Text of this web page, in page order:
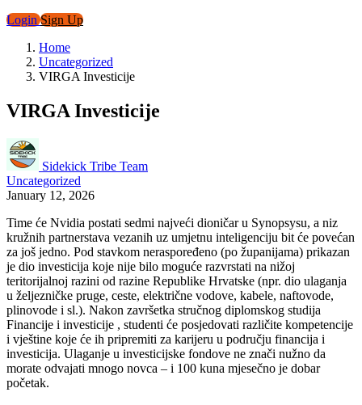
LoginSign Up
Home
Uncategorized
VIRGA Investicije
VIRGA Investicije
Sidekick Tribe Team
Uncategorized
January 12, 2026
Time će Nvidia postati sedmi najveći dioničar u Synopsysu, a niz
kružnih partnerstava vezanih uz umjetnu inteligenciju bit će povećan
za još jedno. Pod stavkom neraspoređeno (po županijama) prikazan
je dio investicija koje nije bilo moguće razvrstati na nižoj
teritorijalnoj razini od razine Republike Hrvatske (npr. dio ulaganja
u željezničke pruge, ceste, električne vodove, kabele, naftovode,
plinovode i sl.). Nakon završetka stručnog diplomskog studija
Financije i investicije , studenti će posjedovati različite kompetencije
i vještine koje će ih pripremiti za karijeru u području financija i
investicija. Ulaganje u investicijske fondove ne znači nužno da
morate odvajati mnogo novca – i 100 kuna mjesečno je dobar
početak.